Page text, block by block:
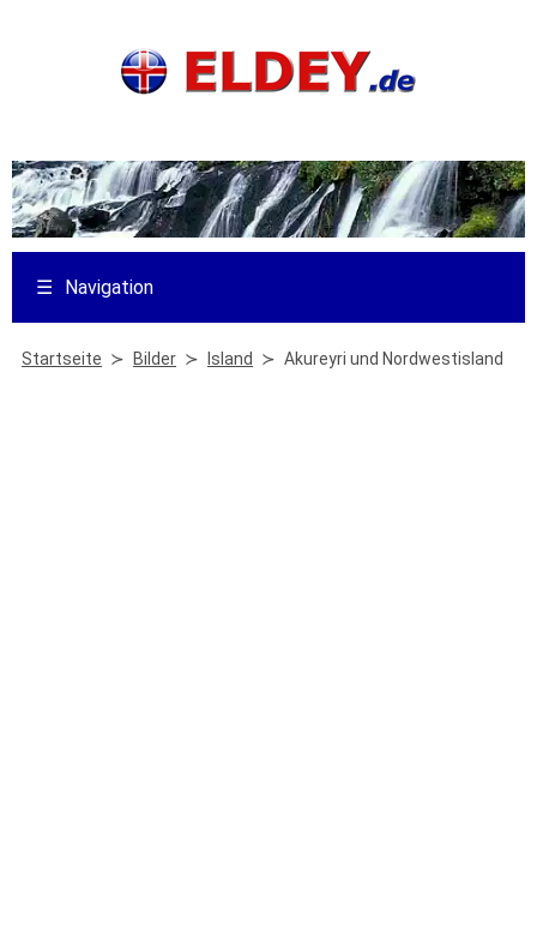
☰ Navigation
Startseite Bilder Island Akureyri und Nordwestisland